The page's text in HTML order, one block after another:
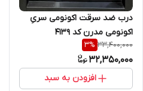
درب ضد سرقت اکونومی سریِ
اکونومی مدرن کد 4139
33,400,000
3%
32,350,000
افزودن به سبد